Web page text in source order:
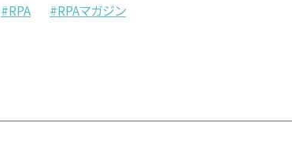
RPA RPAマガジン